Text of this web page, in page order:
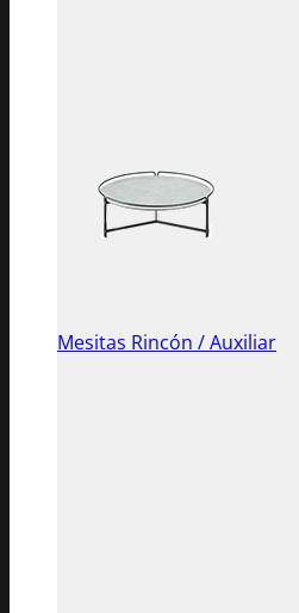
Mesitas Rincón / Auxiliar